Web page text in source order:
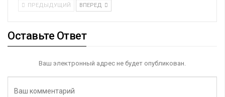
ПРЕДЫДУЩИЙ ВПЕРЕД
Оставьте Ответ
Ваш электронный адрес не будет опубликован.